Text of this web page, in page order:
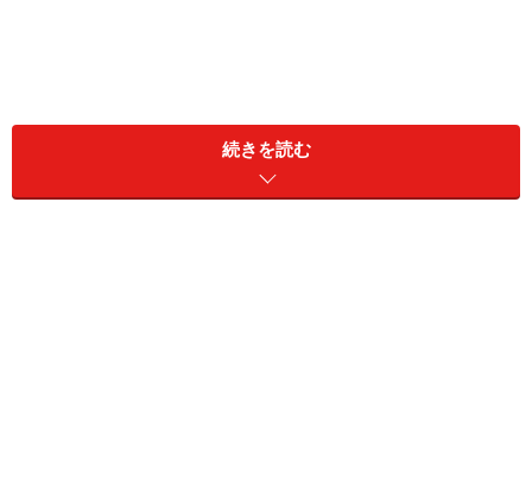
最近では、浴室乾燥機などが設置されていることも増え
てきました。これにより湿度を下げることができるた
め、お風呂の後もカラッとして清潔になったような気持
続きを読む